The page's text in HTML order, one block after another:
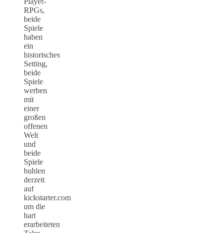
RPGs,
beide
Spiele
haben
ein
historisches
Setting,
beide
Spiele
werben
mit
einer
großen
offenen
Welt
und
beide
Spiele
buhlen
derzeit
auf
kickstarter.com
um die
hart
erarbeiteten